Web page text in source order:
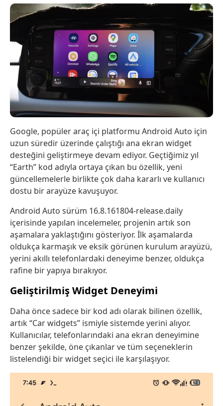
Google, popüler araç içi platformu Android Auto için
uzun süredir üzerinde çalıştığı ana ekran widget
desteğini geliştirmeye devam ediyor. Geçtiğimiz yıl
“Earth” kod adıyla ortaya çıkan bu özellik, yeni
güncellemelerle birlikte çok daha kararlı ve kullanıcı
dostu bir arayüze kavuşuyor.
Android Auto sürüm 16.8.161804-release.daily
içerisinde yapılan incelemeler, projenin artık son
aşamalara yaklaştığını gösteriyor. İlk aşamalarda
oldukça karmaşık ve eksik görünen kurulum arayüzü,
yerini akıllı telefonlardaki deneyime benzer, oldukça
rafine bir yapıya bırakıyor.
Geliştirilmiş Widget Deneyimi
Daha önce sadece bir kod adı olarak bilinen özellik,
artık “Car widgets” ismiyle sistemde yerini alıyor.
Kullanıcılar, telefonlarındaki ana ekran deneyimine
benzer şekilde, öne çıkanlar ve tüm seçeneklerin
listelendiği bir widget seçici ile karşılaşıyor.